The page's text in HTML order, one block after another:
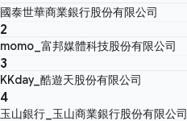
國泰世華商業銀行股份有限公司
2
momo_富邦媒體科技股份有限公司
3
KKday_酷遊天股份有限公司
4
玉山銀行_玉山商業銀行股份有限公司